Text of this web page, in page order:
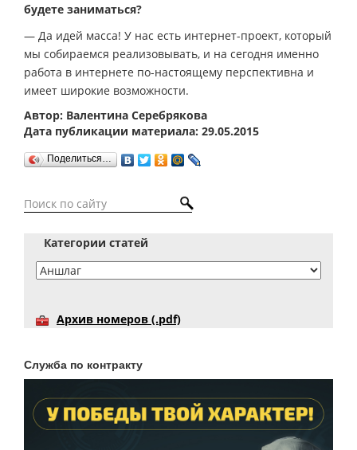
будете заниматься?
— Да идей масса! У нас есть интернет-проект, который
мы собираемся реализовывать, и на сегодня именно
работа в интернете по-настоящему перспективна и
имеет широкие возможности.
Автор: Валентина Серебрякова
Дата публикации материала: 29.05.2015
Поделиться…
Категории статей
Архив номеров (.pdf)
Служба по контракту